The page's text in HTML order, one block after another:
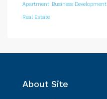
Apartment Business Development
Real Estate
About Site